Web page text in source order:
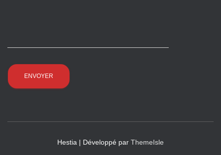
Hestia | Développé par ThemeIsle